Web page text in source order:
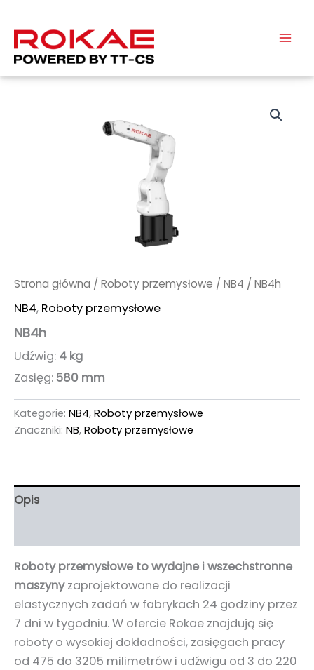
do
treści
Strona główna / Roboty przemysłowe / NB4 / NB4h
NB4, Roboty przemysłowe
NB4h
Udźwig: 4 kg
Zasięg: 580 mm
Kategorie: NB4,Roboty przemysłowe
Znaczniki: NB,Roboty przemysłowe
Opis
Roboty przemysłowe to wydajne i wszechstronne
maszynyzaprojektowane do realizacji
elastycznych zadań w fabrykach 24 godziny przez
7 dni w tygodniu. W ofercie Rokae znajdują się
roboty o wysokiej dokładności, zasięgach pracy
od 475 do 3205 milimetrów i udźwigu od 3 do 220